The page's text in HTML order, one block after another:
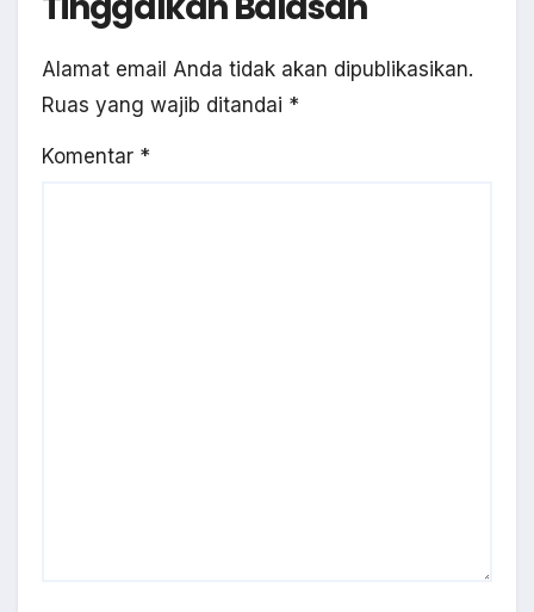
Alamat email Anda tidak akan dipublikasikan.
Ruas yang wajib ditandai *
Komentar *